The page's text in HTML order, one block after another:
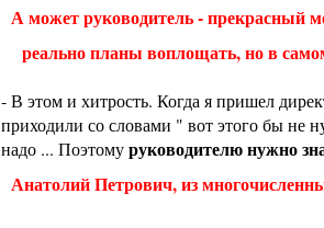
А может руководитель - прекрасный
реально планы воплощать, но в
- В этом и хитрость. Когда я пришел
приходили со словами " вот этого бы не
надо ... Поэтомуруководителю нужно
Анатолий Петрович, из